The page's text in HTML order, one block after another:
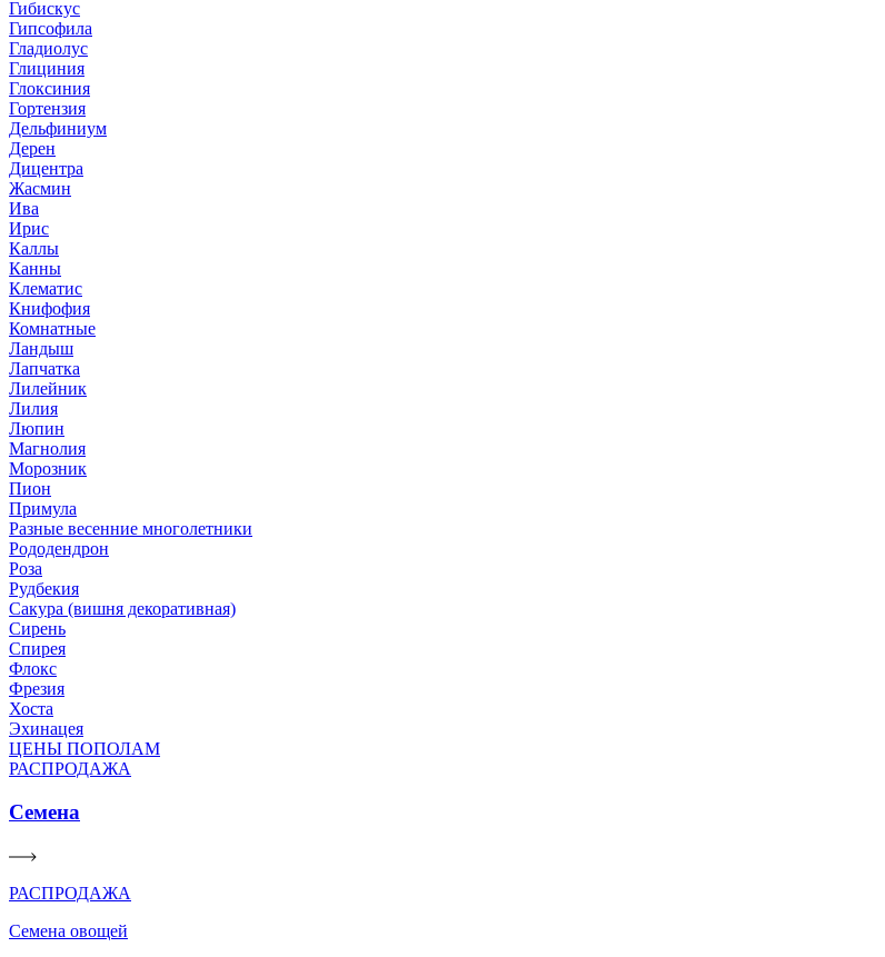
Гибискус
Гипсофила
Гладиолус
Глициния
Глоксиния
Гортензия
Дельфиниум
Дерен
Дицентра
Жасмин
Ива
Ирис
Каллы
Канны
Клематис
Книфофия
Комнатные
Ландыш
Лапчатка
Лилейник
Лилия
Люпин
Магнолия
Морозник
Пион
Примула
Разные весенние многолетники
Рододендрон
Роза
Рудбекия
Сакура (вишня декоративная)
Сирень
Спирея
Флокс
Фрезия
Хоста
Эхинацея
ЦЕНЫ ПОПОЛАМ
РАСПРОДАЖА
Семена
РАСПРОДАЖА
Семена овощей